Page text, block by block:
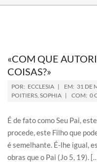
«COM QUE
COISAS?»
POR: ECCLESIA EM: 31 DE
POITIERS, SOPHIA COM: 0
É de fato como Seu Pai,
procede, este Filho que
é semelhante. É-lhe igual,
obras que o Pai (Jo 5, 19).